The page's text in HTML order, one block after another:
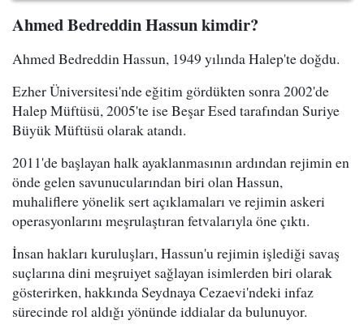
Ahmed Bedreddin Hassun kimdir?
Ahmed Bedreddin Hassun, 1949 yılında Halep'te doğdu.
Ezher Üniversitesi'nde eğitim gördükten sonra 2002'de
Halep Müftüsü, 2005'te ise Beşar Esed tarafından Suriye
Büyük Müftüsü olarak atandı.
2011'de başlayan halk ayaklanmasının ardından rejimin en
önde gelen savunucularından biri olan Hassun,
muhaliflere yönelik sert açıklamaları ve rejimin askeri
operasyonlarını meşrulaştıran fetvalarıyla öne çıktı.
İnsan hakları kuruluşları, Hassun'u rejimin işlediği savaş
suçlarına dini meşruiyet sağlayan isimlerden biri olarak
gösterirken, hakkında Seydnaya Cezaevi'ndeki infaz
sürecinde rol aldığı yönünde iddialar da bulunuyor.